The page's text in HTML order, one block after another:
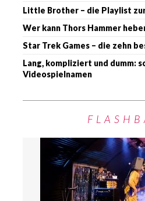
Little Brother – die Playlist
Wer kann Thors Hammer
Star Trek Games – die zehn
Lang, kompliziert und dumm:
Videospielnamen